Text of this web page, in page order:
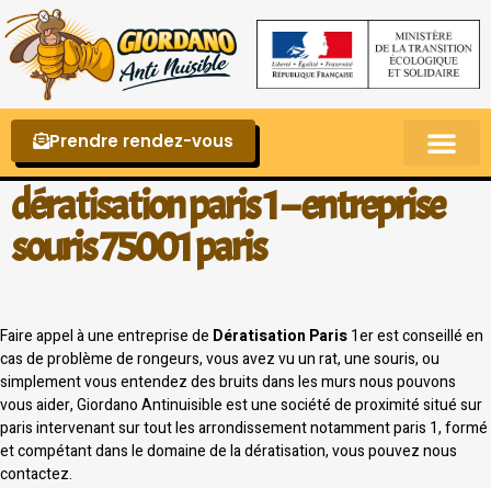
Prendre rendez-vous
dératisation paris 1 – entreprise
souris 75001 paris
Faire appel à une entreprise de Dératisation Paris1er est conseillé en
cas de problème de rongeurs, vous avez vu un rat, une souris, ou
simplement vous entendez des bruits dans les murs nous pouvons
vous aider, Giordano Antinuisible est une société de proximité situé sur
paris intervenant sur tout les arrondissement notamment paris 1, formé
et compétant dans le domaine de la dératisation, vous pouvez nous
contactez.